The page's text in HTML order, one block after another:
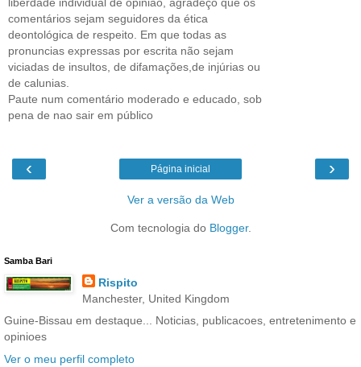
comentários sejam seguidores da ética
deontológica de respeito. Em que todas as
pronuncias expressas por escrita não sejam
viciadas de insultos, de difamações,de injúrias ou
de calunias.
Paute num comentário moderado e educado, sob
pena de nao sair em público
‹ ›
Página inicial
Ver a versão da Web
Com tecnologia do Blogger.
Samba Bari
Rispito
Manchester, United Kingdom
Guine-Bissau em destaque... Noticias, publicacoes, entretenimento e
opinioes
Ver o meu perfil completo